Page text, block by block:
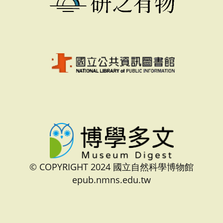
© COPYRIGHT 2024 國立自然科學博物館
epub.nmns.edu.tw